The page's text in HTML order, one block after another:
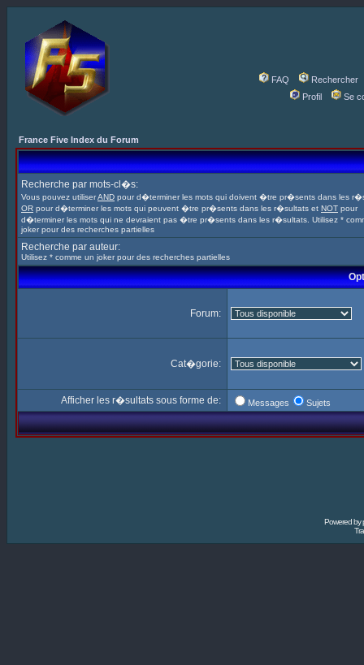
FAQ
Rechercher
Profil
Se
France Five Index du Forum
Recherche par mots-cl�s:
Vous pouvez utiliserAND pour d�terminer les mots qui doivent �tre pr�sents dans les
OR pour d�terminer les mots qui peuvent �tre pr�sents dans les r�sultats et NOT pour
d�terminer les mots qui ne devraient pas �tre pr�sents dans les r�sultats. Utilisez *
joker pour des recherches partielles
Recherche par auteur:
Utilisez * comme un joker pour des recherches partielles
Forum:
Cat�gorie:
Afficher les r�sultats sous forme de: Messages Sujets
Powered by